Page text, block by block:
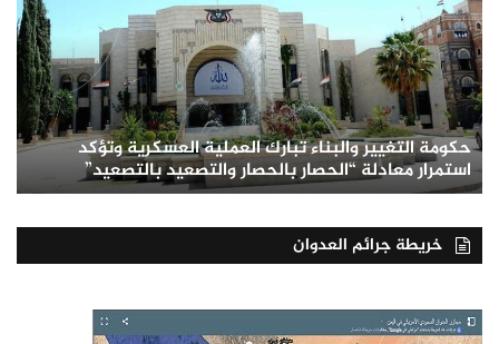
حكومة التغيير والبناء تبارك العملية العسكرية وتؤكد
استمرار معادلة “الحصار بالحصار والتصعيد بالتصعيد”
خريطة جرائم العدوان